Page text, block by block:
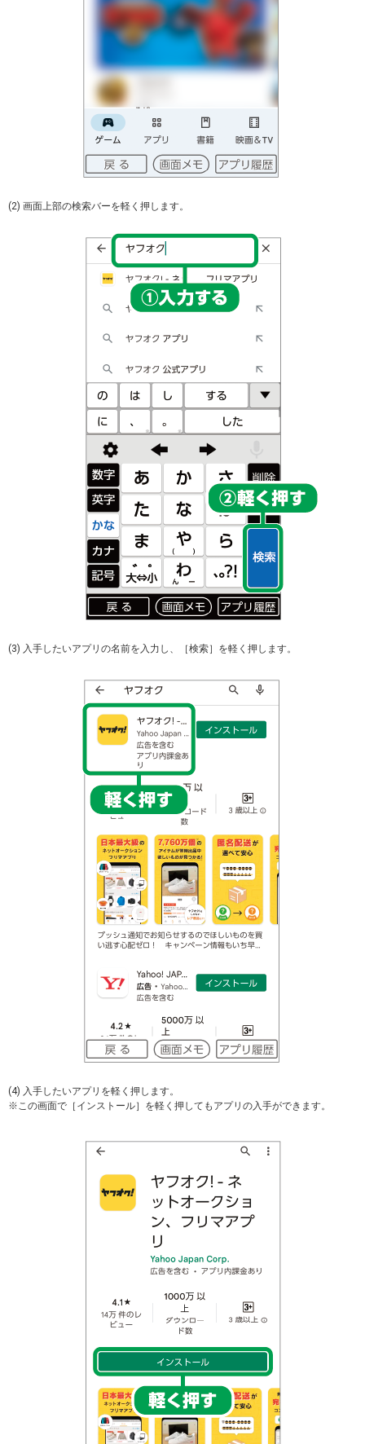
(2) 画面上部の検索バーを軽く押します。
(3) 入手したいアプリの名前を入力し、［検索］を軽く押します。
(4) 入手したいアプリを軽く押します。
※この画面で［インストール］を軽く押してもアプリの入手ができます。